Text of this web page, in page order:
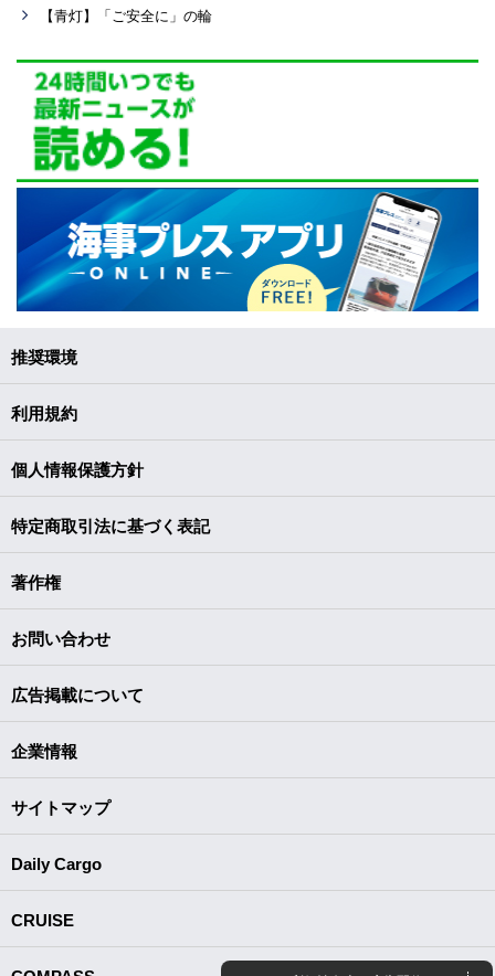
【青灯】「ご安全に」の輪
推奨環境
利用規約
個人情報保護方針
特定商取引法に基づく表記
著作権
お問い合わせ
広告掲載について
企業情報
サイトマップ
Daily Cargo
CRUISE